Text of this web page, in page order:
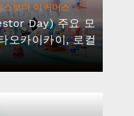
스보더 이커머스
Day) 주요 모
오카이카이, 로컬